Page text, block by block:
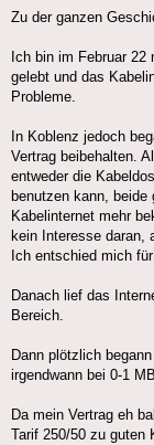
Zu der ganzen
Ich bin im Februar
gelebt und das
Probleme.
In Koblenz jedoch
Vertrag beibehalten.
entweder die
benutzen kann,
Kabelinternet mehr
kein Interesse daran,
Ich entschied mich
Danach lief das
Bereich.
Dann plötzlich
irgendwann bei 0-1
Da mein Vertrag eh
Tarif 250/50 zu guten